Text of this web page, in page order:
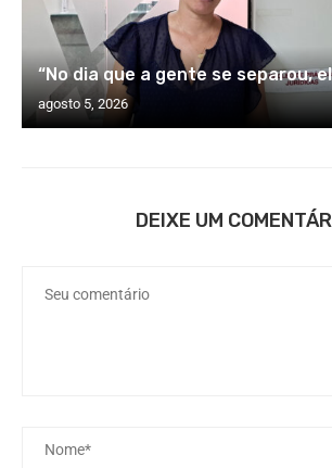
“No dia que a gente se separou,
agosto 5, 2026
DEIXE UM